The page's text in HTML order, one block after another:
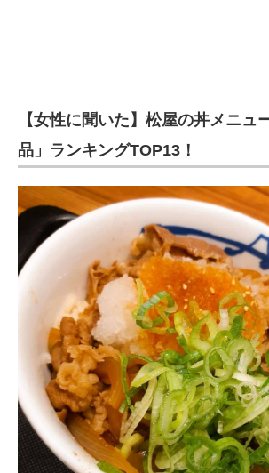
【女性に聞いた】松屋の丼メニュ
品」ランキングTOP13！